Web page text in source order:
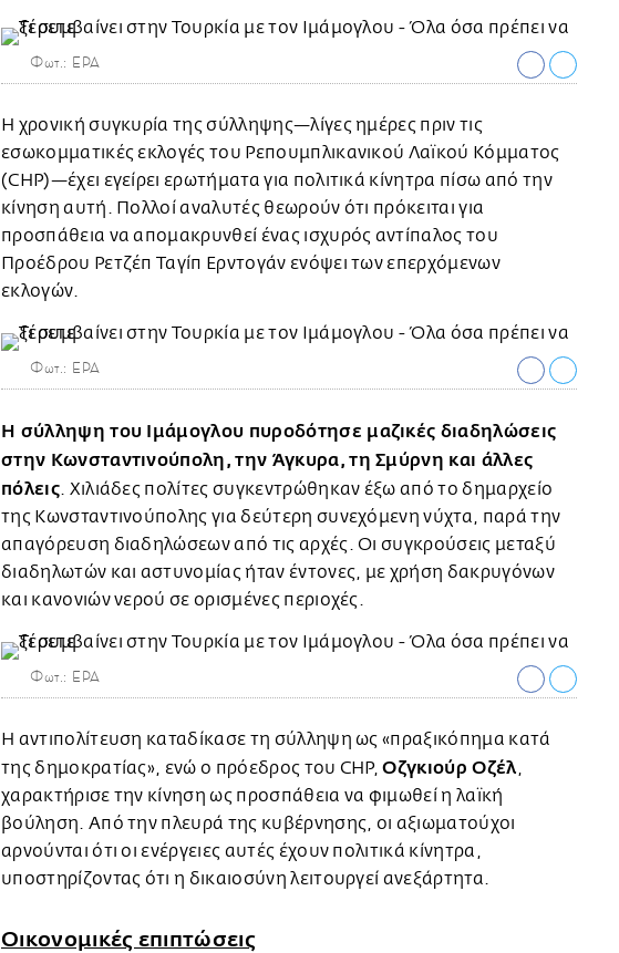
Φωτ.: EPA
Η χρονική συγκυρία της σύλληψης—λίγες ημέρες πριν τις
εσωκομματικές εκλογές του Ρεπουμπλικανικού Λαϊκού Κόμματος
(CHP)—έχει εγείρει ερωτήματα για πολιτικά κίνητρα πίσω από την
κίνηση αυτή. Πολλοί αναλυτές θεωρούν ότι πρόκειται για
προσπάθεια να απομακρυνθεί ένας ισχυρός αντίπαλος του
Προέδρου Ρετζέπ Ταγίπ Ερντογάν ενόψει των επερχόμενων
εκλογών.
Φωτ.: EPA
Η σύλληψη του Ιμάμογλου πυροδότησε μαζικές διαδηλώσεις
στην Κωνσταντινούπολη, την Άγκυρα, τη Σμύρνη και άλλες
πόλεις. Χιλιάδες πολίτες συγκεντρώθηκαν έξω από το δημαρχείο
της Κωνσταντινούπολης για δεύτερη συνεχόμενη νύχτα, παρά την
απαγόρευση διαδηλώσεων από τις αρχές. Οι συγκρούσεις μεταξύ
διαδηλωτών και αστυνομίας ήταν έντονες, με χρήση δακρυγόνων
και κανονιών νερού σε ορισμένες περιοχές.
Φωτ.: EPA
Η αντιπολίτευση καταδίκασε τη σύλληψη ως «πραξικόπημα κατά
της δημοκρατίας», ενώ ο πρόεδρος του CHP,Οζγκιούρ Οζέλ,
χαρακτήρισε την κίνηση ως προσπάθεια να φιμωθεί η λαϊκή
βούληση. Από την πλευρά της κυβέρνησης, οι αξιωματούχοι
αρνούνται ότι οι ενέργειες αυτές έχουν πολιτικά κίνητρα,
υποστηρίζοντας ότι η δικαιοσύνη λειτουργεί ανεξάρτητα.
Οικονομικές επιπτώσεις